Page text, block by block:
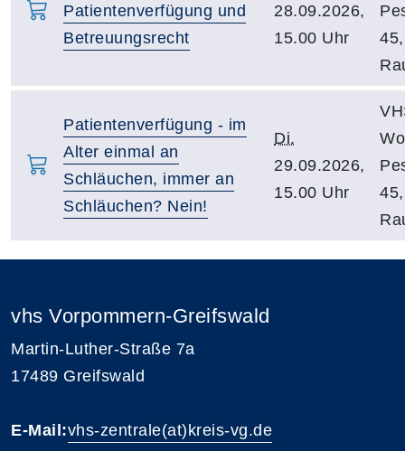
Patientenverfügung und
Betreuungsrecht
28.09.2026,
15.00 Uhr
Patientenverfügung - im
Alter einmal an
Schläuchen, immer an
Schläuchen? Nein!
Di.
29.09.2026,
15.00 Uhr
vhs Vorpommern-Greifswald
Martin-Luther-Straße 7a
17489 Greifswald
E-Mail:vhs-zentrale(at)kreis-vg.de